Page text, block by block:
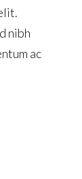
nibh
ac